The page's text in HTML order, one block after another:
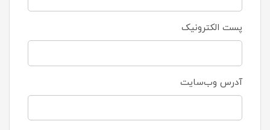
پست الکترونیک
آدرس وب‌سایت